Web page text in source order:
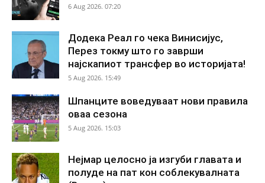
6 Aug 2026. 07:20
Додека Реал го чека Винисијус,
Перез токму што го заврши
најскапиот трансфер во историјата!
5 Aug 2026. 15:49
Шпанците воведуваат нови правила
оваа сезона
5 Aug 2026. 15:03
Нејмар целосно ја изгуби главата и
полуде на пат кон соблекувалната